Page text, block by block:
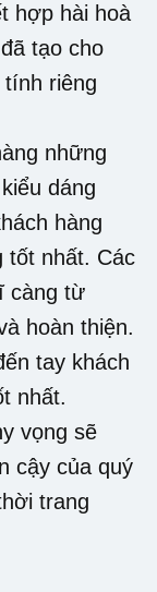
hợp hài hoà
tạo cho
riêng
những
dáng
hàng
tốt nhất. Các
càng từ
hoàn thiện.
tay khách
nhất.
vọng sẽ
cậy của quý
trang